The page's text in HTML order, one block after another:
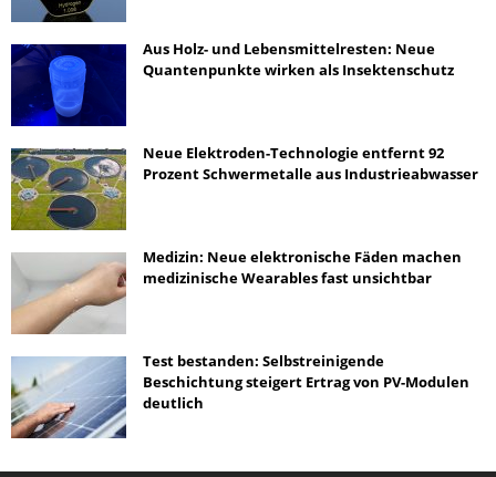
Aus Holz- und Lebensmittelresten: Neue
Quantenpunkte wirken als Insektenschutz
Neue Elektroden-Technologie entfernt 92
Prozent Schwermetalle aus Industrieabwasser
Medizin: Neue elektronische Fäden machen
medizinische Wearables fast unsichtbar
Test bestanden: Selbstreinigende
Beschichtung steigert Ertrag von PV-Modulen
deutlich